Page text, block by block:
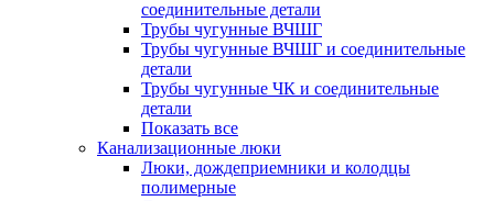
соединительные детали
Трубы чугунные ВЧШГ
Трубы чугунные ВЧШГ и соединительные
детали
Трубы чугунные ЧК и соединительные
детали
Показать все
Канализационные люки
Люки, дождеприемники и колодцы
полимерные